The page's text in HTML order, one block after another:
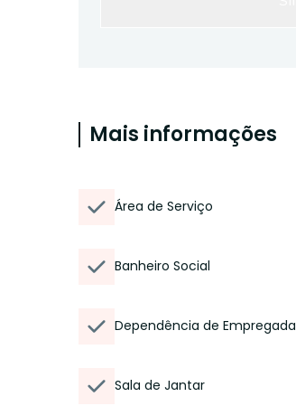
Mais informações
Área de Serviço
Banheiro Social
Dependência de Empregada
Sala de Jantar